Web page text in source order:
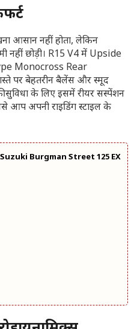
आसान नहीं होता, लेकिन
नहीं छोड़ी। R15 V4 में Upside
Monocross Rear
पर बेहतरीन बैलेंस और स्मूद
सुविधा के लिए इसमें रीयर सस्पेंशन
आप अपनी राइडिंग स्टाइल के
Suzuki Burgman Street 125 EX